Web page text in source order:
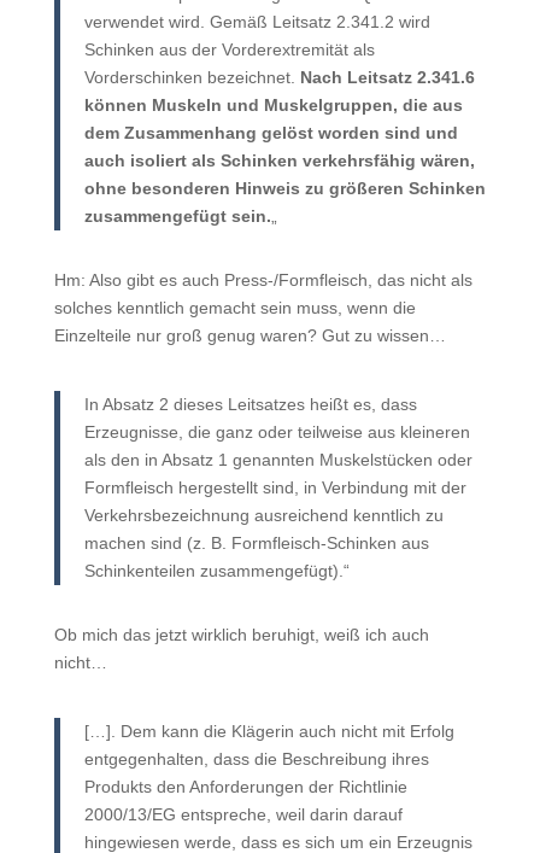
verwendet wird. Gemäß Leitsatz 2.341.2 wird
Schinken aus der Vorderextremität als
Vorderschinken bezeichnet. Nach Leitsatz 2.341.6
können Muskeln und Muskelgruppen, die aus
dem Zusammenhang gelöst worden sind und
auch isoliert als Schinken verkehrsfähig wären,
ohne besonderen Hinweis zu größeren Schinken
zusammengefügt sein.
Hm: Also gibt es auch Press-/Formfleisch, das nicht als
solches kenntlich gemacht sein muss, wenn die
Einzelteile nur groß genug waren? Gut zu wissen…
In Absatz 2 dieses Leitsatzes heißt es, dass
Erzeugnisse, die ganz oder teilweise aus kleineren
als den in Absatz 1 genannten Muskelstücken oder
Formfleisch hergestellt sind, in Verbindung mit der
Verkehrsbezeichnung ausreichend kenntlich zu
machen sind (z. B. Formfleisch-Schinken aus
Schinkenteilen zusammengefügt).“
Ob mich das jetzt wirklich beruhigt, weiß ich auch
nicht…
[…]. Dem kann die Klägerin auch nicht mit Erfolg
entgegenhalten, dass die Beschreibung ihres
Produkts den Anforderungen der Richtlinie
2000/13/EG entspreche, weil darin darauf
hingewiesen werde, dass es sich um ein Erzeugnis